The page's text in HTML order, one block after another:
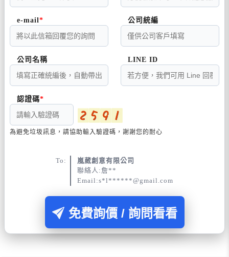
e-mail 公司統編
公司名稱 LINE ID
認證碼
為避免垃圾訊息，請協助輸入驗證碼，謝謝您的耐心
To:
嵐葳創意有限公司
聯絡人:詹**
Email:s*l******@gmail.com
免費詢價 / 詢問看看